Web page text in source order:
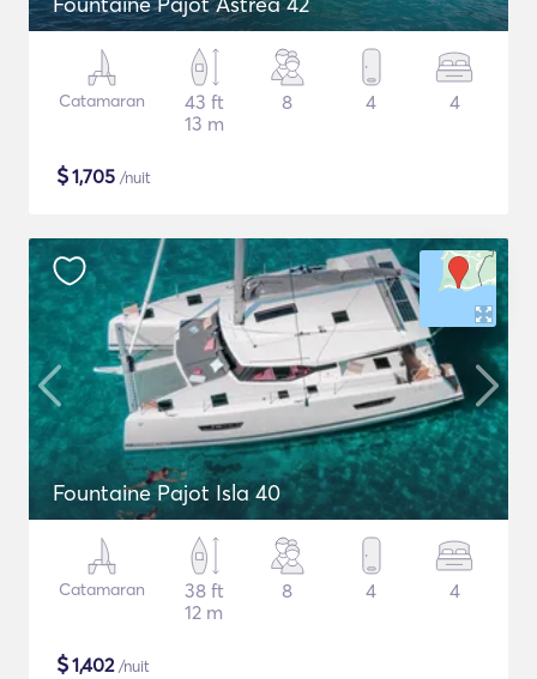
Catamaran
43 ft
13 m
8 4 4
$1,705 /nuit
Fountaine Pajot Isla 40
Catamaran
38 ft
12 m
8 4 4
$1,402/nuit